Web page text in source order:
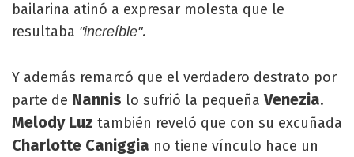
bailarina atinó a expresar molesta que le
resultaba "increíble".
Y además remarcó que el verdadero destrato por
parte de Nannis lo sufrió la pequeñaVenezia.
Melody Luz también reveló que con su excuñada
Charlotte Caniggia no tiene vínculo hace un